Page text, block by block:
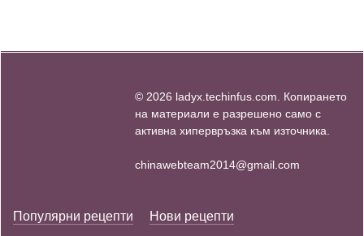
© 2026 ladyx.techinfus.com. Копирането
на материали е разрешено само с
активна хипервръзка към източника.
chinawebteam2014@gmail.com
Популярни рецепти Нови рецепти